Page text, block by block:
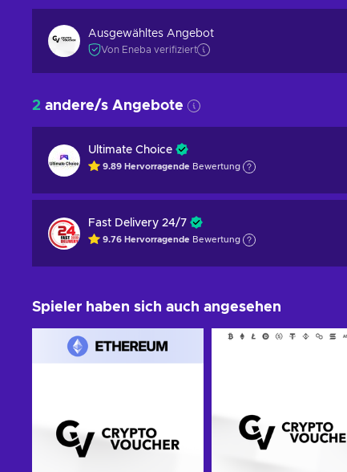
Ausgewähltes Angebot
Von Eneba verifiziert
2 andere/s Angebote
Ultimate Choice
9.89 Hervorragende Bewertung
Fast Delivery 24/7
9.76 Hervorragende Bewertung
Spieler haben sich auch angesehen